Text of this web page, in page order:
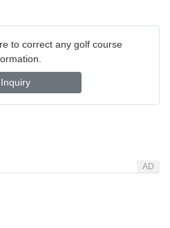
to correct any golf course
Inquiry
AD